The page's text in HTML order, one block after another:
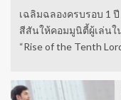
เฉลิมฉลองครบรอบ 1 ปี
สีสันให้คอมมูนิตี้ผู้เล่นใ
“Rise of the Tenth